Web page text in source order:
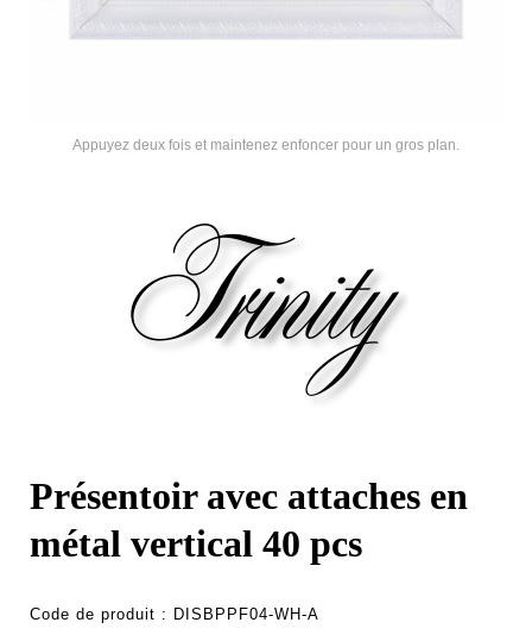
Appuyez deux fois et maintenez enfoncer pour un gros plan.
Présentoir avec attaches en
métal vertical 40 pcs
Code de produit : DISBPPF04-WH-A